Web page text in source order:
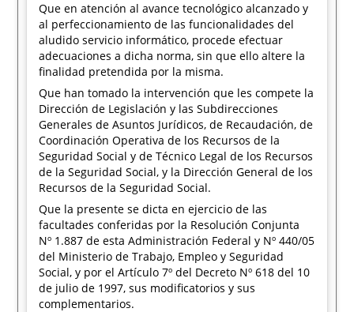
Que en atención al avance tecnológico alcanzado y
al perfeccionamiento de las funcionalidades del
aludido servicio informático, procede efectuar
adecuaciones a dicha norma, sin que ello altere la
finalidad pretendida por la misma.
Que han tomado la intervención que les compete la
Dirección de Legislación y las Subdirecciones
Generales de Asuntos Jurídicos, de Recaudación, de
Coordinación Operativa de los Recursos de la
Seguridad Social y de Técnico Legal de los Recursos
de la Seguridad Social, y la Dirección General de los
Recursos de la Seguridad Social.
Que la presente se dicta en ejercicio de las
facultades conferidas por la Resolución Conjunta
Nº 1.887 de esta Administración Federal y Nº 440/05
del Ministerio de Trabajo, Empleo y Seguridad
Social, y por el Artículo 7º del Decreto Nº 618 del 10
de julio de 1997, sus modificatorios y sus
complementarios.